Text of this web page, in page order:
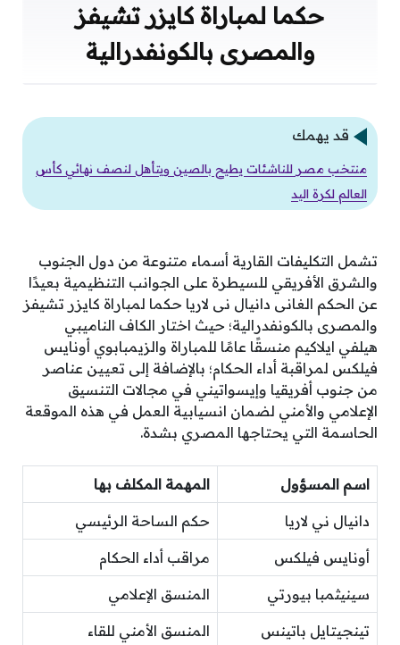
حكما لمباراة كايزر تشيفز
والمصرى بالكونفدرالية
قد يهمك
منتخب مصر للناشئات يطيح بالصين ويتأهل لنصف نهائي كأس
العالم لكرة اليد
تشمل التكليفات القارية أسماء متنوعة من دول الجنوب
والشرق الأفريقي للسيطرة على الجوانب التنظيمية بعيدًا
عن الحكم الغانى دانيال نى لاريا حكما لمباراة كايزر تشيفز
والمصرى بالكونفدرالية؛ حيث اختار الكاف الناميبي
هيلفي ايلاكيم منسقًا عامًا للمباراة والزيمبابوي أونايس
فيلكس لمراقبة أداء الحكام؛ بالإضافة إلى تعيين عناصر
من جنوب أفريقيا وإيسواتيني في مجالات التنسيق
الإعلامي والأمني لضمان انسيابية العمل في هذه الموقعة
الحاسمة التي يحتاجها المصري بشدة.
اسم المسؤول المهمة المكلف بها
دانيال ني لاريا حكم الساحة الرئيسي
أونايس فيلكس مراقب أداء الحكام
سينيثمبا بيورتي المنسق الإعلامي
تينجيتايل باتينس المنسق الأمني للقاء